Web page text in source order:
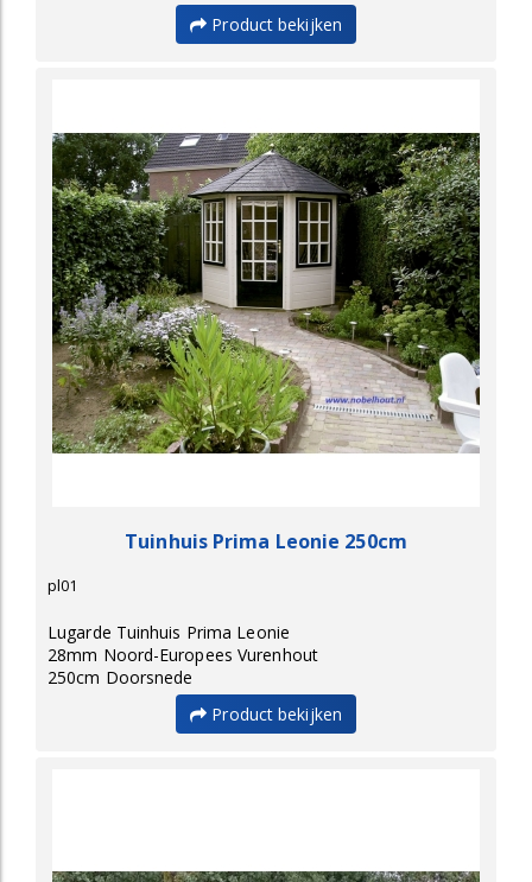
Product bekijken
Tuinhuis Prima Leonie 250cm
pl01
Lugarde Tuinhuis Prima Leonie
28mm Noord-Europees Vurenhout
250cm Doorsnede
Product bekijken